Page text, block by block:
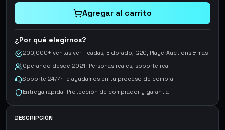
Agregar al carrito
¿Por qué elegirnos?
200,000+ ventas verificadas, Eldorado, G2G, PlayerAuctions & más
Operando desde 2021 · Personas reales, soporte real
Soporte 24/7 · Te ayudamos en tu proceso de compra
Entrega rápida · Protección de comprador y garantía
DESCRIPCIÓN